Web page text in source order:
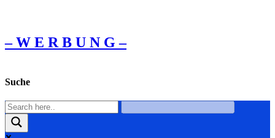
– W Ε R Β U Ν G –
Suche